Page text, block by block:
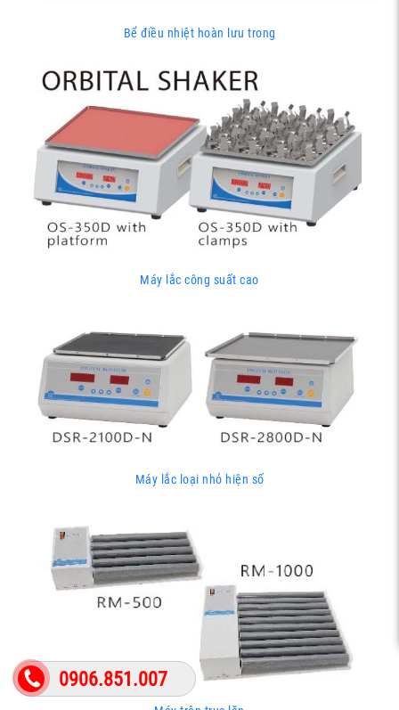
Bể điều nhiệt hoàn lưu trong
Máy lắc công suất cao
Máy lắc loại nhỏ hiện số
0906.851.007